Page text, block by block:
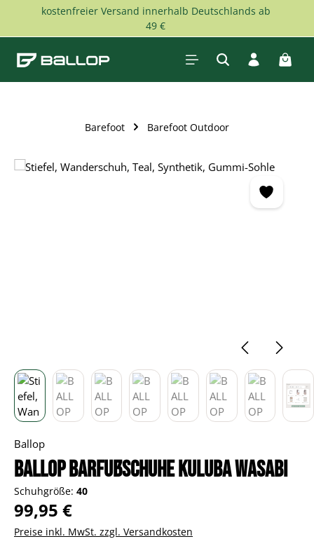
Zum Hauptinhalt springen
kostenfreier Versand innerhalb Deutschlands ab
49 €
Barefoot Barefoot Outdoor
Bildergalerie überspringen
Ballop
BALLOP Barfußschuhe Kuluba wasabi
Schuhgröße: 40
Regulärer Preis:
99,95 €
Preise inkl. MwSt. zzgl. Versandkosten